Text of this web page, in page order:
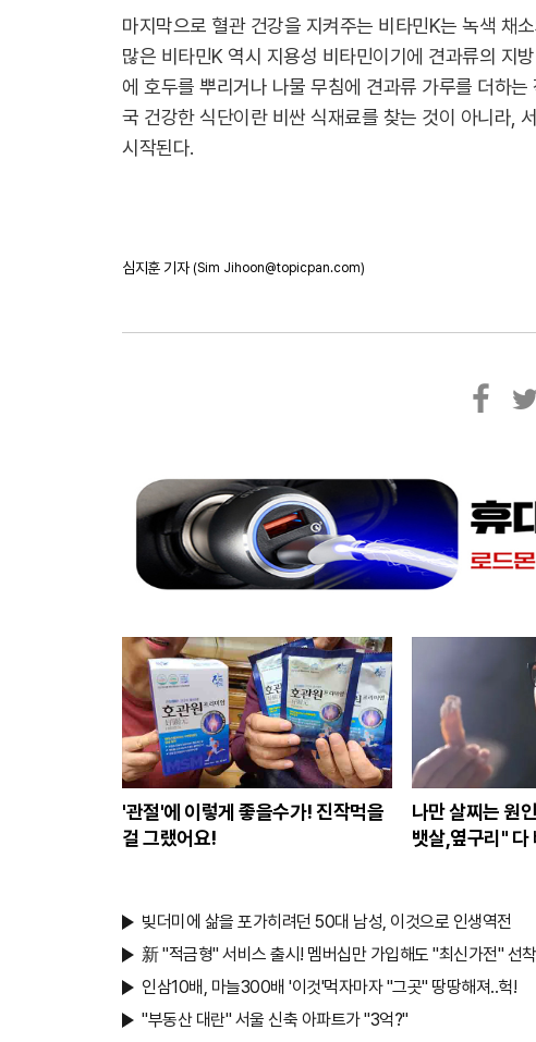
마지막으로 혈관 건강을 지켜주는 비타민K는 녹색 채
많은 비타민K 역시 지용성 비타민이기에 견과류의 지
에 호두를 뿌리거나 나물 무침에 견과류 가루를 더하
국 건강한 식단이란 비싼 식재료를 찾는 것이 아니라,
시작된다.
심지훈 기자 (Sim Jihoon@topicpan.com)
'관절'에 이렇게 좋을수가! 진작먹을
걸 그랬어요!
나만 살찌는 원
뱃살,옆구리" 다
빚더미에 삶을 포가히려던 50대 남성, 이것으로 인생역전
新 "적금형" 서비스 출시! 멤버십만 가입해도 "최신가전" 선
인삼10배, 마늘300배 '이것'먹자마자 "그곳" 땅땅해져..헉!
"부동산 대란" 서울 신축 아파트가 "3억?"